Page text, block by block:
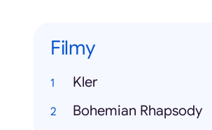
Filmy
Kler
Bohemian Rhapsody